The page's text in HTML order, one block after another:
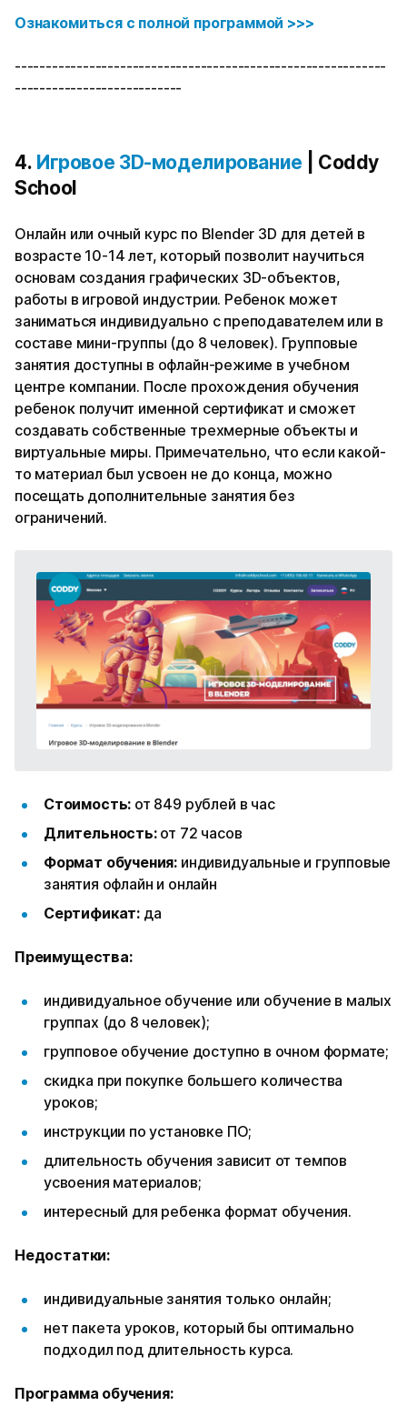
Ознакомиться с полной программой >>>
------------------------------------------------------------
---------------------------
4. Игровое 3D-моделирование | Coddy
School
Онлайн или очный курс по Blender 3D для детей в
возрасте 10-14 лет, который позволит научиться
основам создания графических 3D-объектов,
работы в игровой индустрии. Ребенок может
заниматься индивидуально с преподавателем или в
составе мини-группы (до 8 человек). Групповые
занятия доступны в офлайн-режиме в учебном
центре компании. После прохождения обучения
ребенок получит именной сертификат и сможет
создавать собственные трехмерные объекты и
виртуальные миры. Примечательно, что если какой-
то материал был усвоен не до конца, можно
посещать дополнительные занятия без
ограничений.
Стоимость: от 849 рублей в час
Длительность: от 72 часов
Формат обучения: индивидуальные и групповые
занятия офлайн и онлайн
Сертификат: да
Преимущества:
индивидуальное обучение или обучение в малых
группах (до 8 человек);
групповое обучение доступно в очном формате;
скидка при покупке большего количества
уроков;
инструкции по установке ПО;
длительность обучения зависит от темпов
усвоения материалов;
интересный для ребенка формат обучения.
Недостатки:
индивидуальные занятия только онлайн;
нет пакета уроков, который бы оптимально
подходил под длительность курса.
Программа обучения: